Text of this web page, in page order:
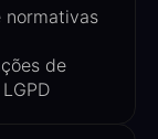
normativas
de